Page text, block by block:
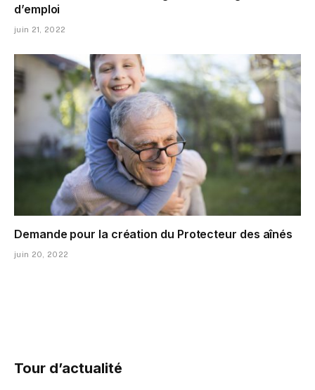
d’emploi
juin 21, 2022
Demande pour la création du Protecteur des aînés
juin 20, 2022
Tour d’actualité